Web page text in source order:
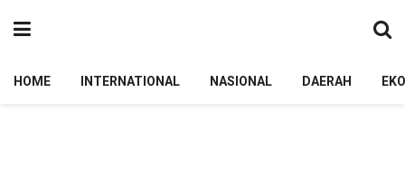
HOME INTERNATIONAL NASIONAL DAERAH